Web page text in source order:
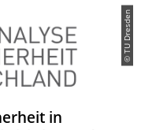
© TU Dresden
in